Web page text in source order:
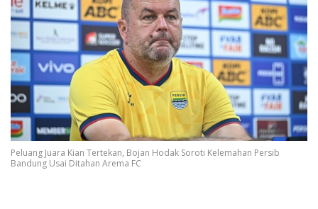
Peluang Juara Kian Tertekan, Bojan Hodak Soroti Kelemahan Persib
Bandung Usai Ditahan Arema FC